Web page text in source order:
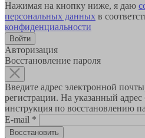
Нажимая на кнопку ниже, я даю
персональных данных в
конфиденциальности
Авторизация
Восстановление пароля
Введите адрес электронной
регистрации. На указанный адрес
инструкция по восстановлению
E-mail *